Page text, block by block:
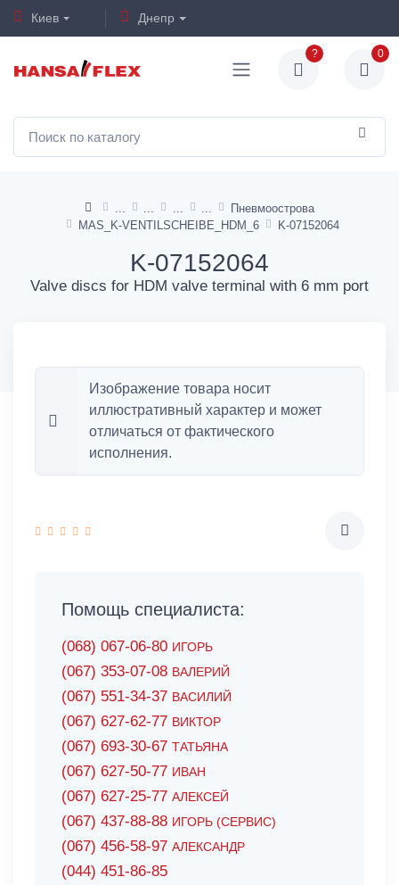
Киев Днепр
? 0
Пневмоострова
MAS_K-VENTILSCHEIBE_HDM_6
K-07152064
K-07152064
Valve discs for HDM valve terminal with 6 mm port
Изображение товара носит
иллюстративный характер и может
отличаться от фактического
исполнения.
Помощь специалиста:
(068) 067-06-80 ИГОРЬ
(067) 353-07-08 ВАЛЕРИЙ
(067) 551-34-37 ВАСИЛИЙ
(067) 627-62-77 ВИКТОР
(067) 693-30-67 ТАТЬЯНА
(067) 627-50-77 ИВАН
(067) 627-25-77 АЛЕКСЕЙ
(067) 437-88-88 ИГОРЬ (СЕРВИС)
(067) 456-58-97 АЛЕКСАНДР
(044) 451-86-85